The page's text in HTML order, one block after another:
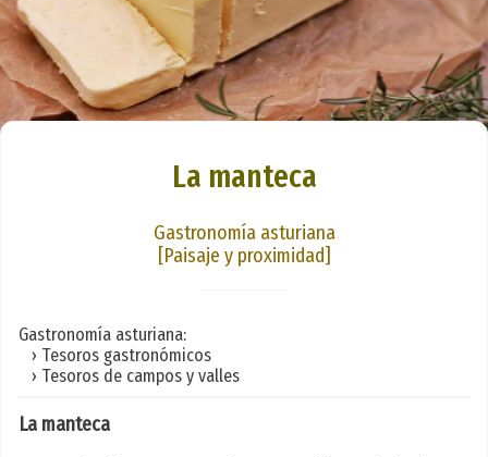
La manteca
Gastronomía asturiana
[Paisaje y proximidad]
Gastronomía asturiana:
› Tesoros gastronómicos
› Tesoros de campos y valles
La manteca